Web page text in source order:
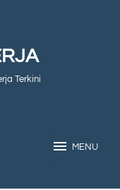
Terkini
MENU